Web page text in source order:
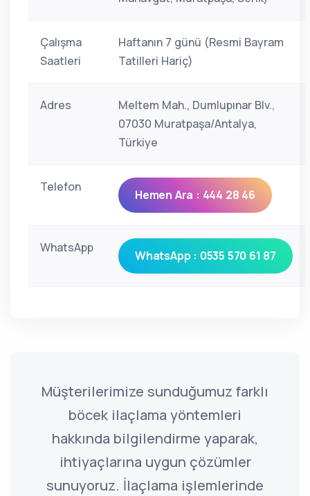
Çalışma
Saatleri
Haftanın 7 günü (Resmi Bayram
Tatilleri Hariç)
Adres
Meltem Mah., Dumlupınar Blv.,
07030 Muratpaşa/Antalya,
Türkiye
Telefon
Hemen Ara : 444 28 46
WhatsApp
WhatsApp : 0535 570 61 87
Müşterilerimize sunduğumuz farklı
böcek ilaçlama yöntemleri
hakkında bilgilendirme yaparak,
ihtiyaçlarına uygun çözümler
sunuyoruz. İlaçlama işlemlerinde